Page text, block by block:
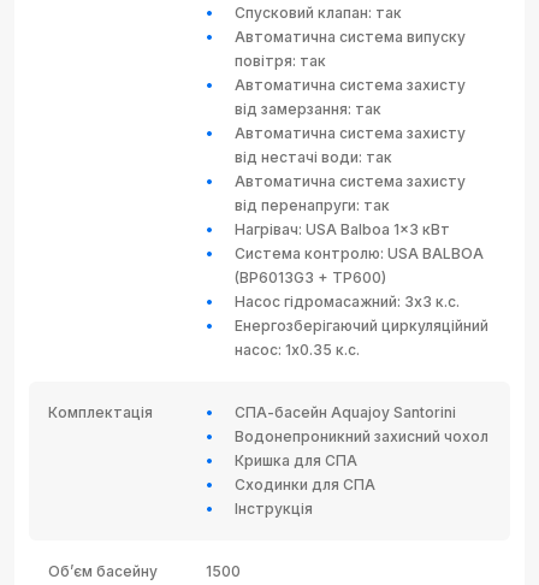
Спусковий клапан: так
Автоматична система випуску
повітря: так
Автоматична система захисту
від замерзання: так
Автоматична система захисту
від нестачі води: так
Автоматична система захисту
від перенапруги: так
Нагрівач: USA Balboa 1x3 кВт
Система контролю: USA BALBOA
(BP6013G3 + TP600)
Насос гідромасажний: 3x3 к.с.
Енергозберігаючий циркуляційний
насос: 1x0.35 к.с.
Комплектація
СПА-басейн Aquajoy Santorini
Водонепроникний захисний чохол
Кришка для СПА
Сходинки для СПА
Інструкція
Об’єм басейну
1500